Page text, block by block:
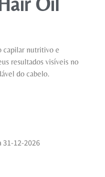
capilar nutritivo e
resultados visíveis no
do cabelo.
31-12-2026